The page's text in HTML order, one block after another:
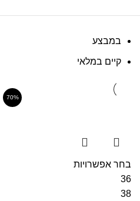
במבצע
קיים במלאי
בחר אפשרויות
36
38
70%